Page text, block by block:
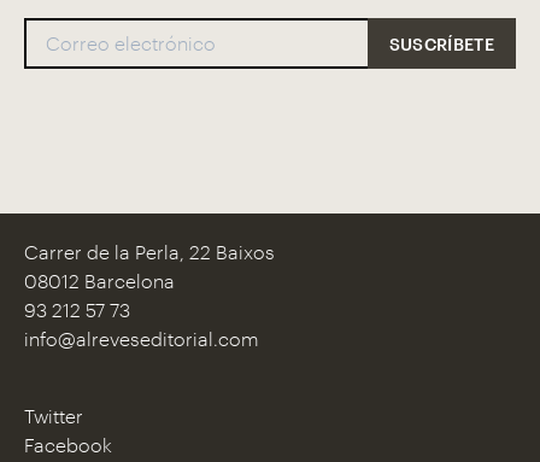
Carrer de la Perla, 22 Baixos
08012 Barcelona
93 212 57 73
info@alreveseditorial.com
Twitter
Facebook